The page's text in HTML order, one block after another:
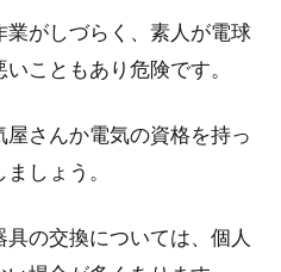
な物に囲まれたインテリア空間。そ
添えると、一気に優しくおしゃれな
気交換の注意点
がしづらく、素人が電球
こともあり危険です。
さんか電気の資格を持っ
しょう。
の交換については、個人